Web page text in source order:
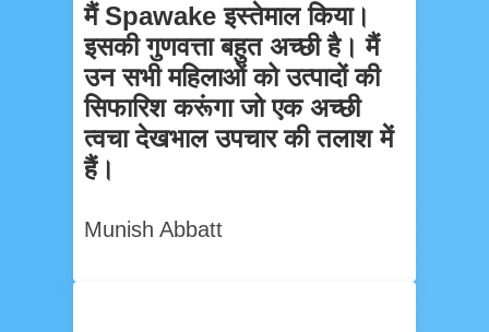
मैं Spawake इस्तेमाल किया।
इसकी गुणवत्ता बहुत अच्छी है। मैं
उन सभी महिलाओं को उत्पादों की
सिफारिश करूंगा जो एक अच्छी
त्वचा देखभाल उपचार की तलाश में
हैं।
Munish Abbatt